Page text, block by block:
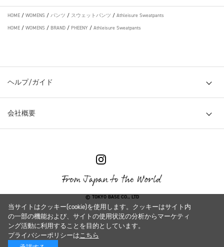
HOME / WOMENS / パンツ / スウェットパンツ / Athleisure Sweatpants
HOME / WOMENS / BRAND / PHEENY / Athleisure Sweatpants
ヘルプ/ガイド
会社概要
© TOKYO BASE CO., LTD
当サイトはクッキー(cookie)を使用します。クッキーはサイト内
の一部の機能および、サイトの使用状況の分析からマーケティ
ング活動に利用することを目的としています。
プライバシーポリシーはこちら